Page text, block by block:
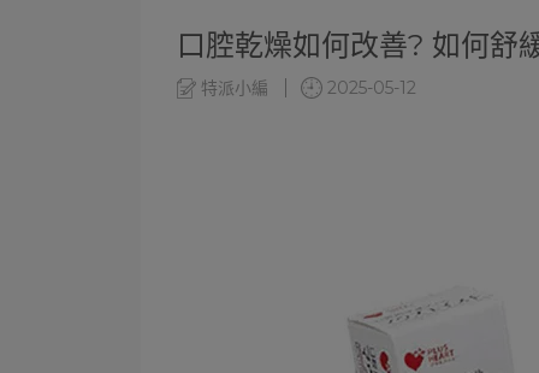
口腔乾燥如何改善? 如何舒
特派小編 2025-05-12